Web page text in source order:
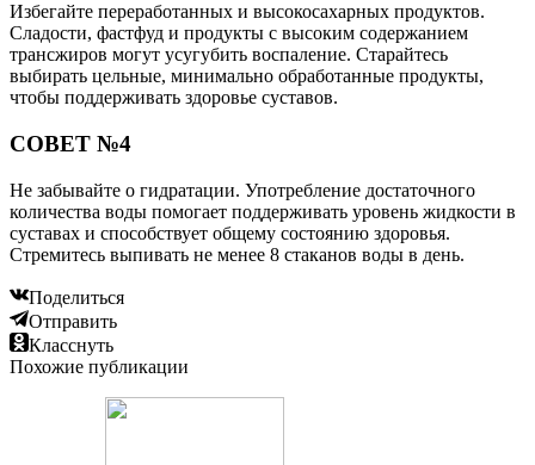
Избегайте переработанных и высокосахарных продуктов.
Сладости, фастфуд и продукты с высоким содержанием
трансжиров могут усугубить воспаление. Старайтесь
выбирать цельные, минимально обработанные продукты,
чтобы поддерживать здоровье суставов.
СОВЕТ №4
Не забывайте о гидратации. Употребление достаточного
количества воды помогает поддерживать уровень жидкости в
суставах и способствует общему состоянию здоровья.
Стремитесь выпивать не менее 8 стаканов воды в день.
Поделиться
Отправить
Класснуть
Похожие публикации